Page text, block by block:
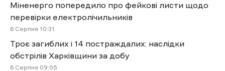
Міненерго попередило про фейкові листи щодо
перевірки електролічильників
6 Cерпня 10:31
Троє загиблих і 14 постраждалих: наслідки
обстрілів Харківщини за добу
6 Cерпня 09:05